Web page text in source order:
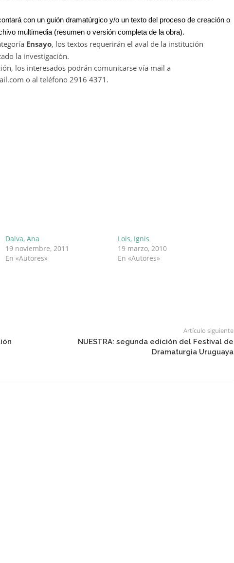
con un guión dramatúrgico y/o un texto del proceso de creación o
multimedia (resumen o versión completa de la obra).
Ensayo, los textos requerirán el aval de la institución
la investigación.
los interesados podrán comunicarse vía mail a
o al teléfono 2916 4371.
Dalva, Ana
19 noviembre, 2011
En «Autores»
Lois, Ignis
19 marzo, 2010
En «Autores»
Artículo siguiente
NUESTRA: segunda edición del Festival de
Dramaturgia Uruguaya